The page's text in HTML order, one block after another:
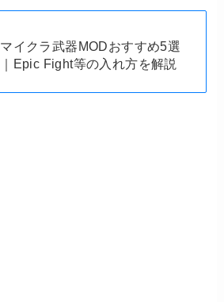
マイクラ武器MODおすすめ5選
｜Epic Fight等の入れ方を解説